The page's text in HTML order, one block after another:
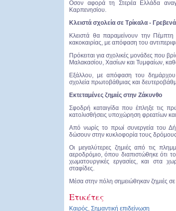
Οσον αφορά τη Στερέα Ελλάδα
Καρπενησίου.
Κλειστά σχολεία σε Τρίκαλα - Γρεβενά
Κλειστά θα παραμείνουν την
κακοκαιρίας, με απόφαση του
Πρόκειται για σχολικές μονάδες που
Μαλακασίου, Χασίων και Τυμφαίων,
Εξάλλου, με απόφαση του δημάρχου
σχολεία πρωτοβάθμιας και
Εκτεταμένες ζημιές στην Ζάκυνθο
Σφοδρή καταιγίδα που έπληξε τις
κατολισθήσεις υποχώρηση φρεατίων και
Από νωρίς το πρωί συνεργεία του
δώσουν στην κυκλοφορία τους δρόμους
Οι μεγαλύτερες ζημιές από τις
αεροδρόμιο, όπου διαπιστώθηκε ότι
χωματουργικές εργασίες, και στα
σταφίδες.
Μέσα στην πόλη σημειώθηκαν ζημιές
Ετικέτες
Καιρός, Σημαντική επιδείνωση